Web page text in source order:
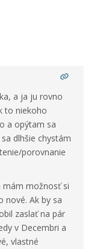
a ja ju rovno
to niekoho
a opýtam sa
dlhšie chystám
porovnanie
mám možnosť si
nové. Ak by sa
zaslať na pár
v Decembri a
vlastné